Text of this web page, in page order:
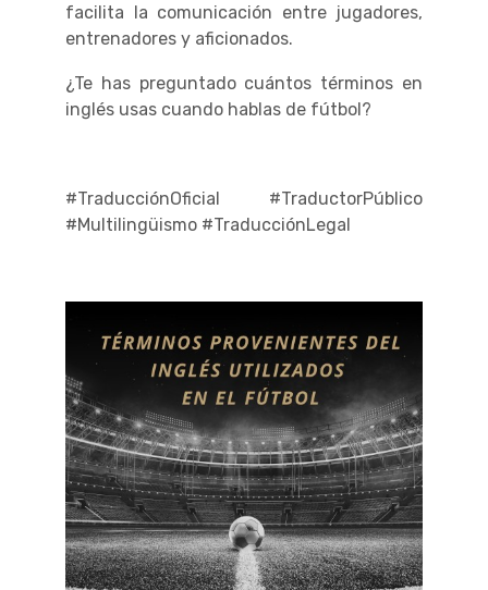
facilita la comunicación entre jugadores,
entrenadores y aficionados.
¿Te has preguntado cuántos términos en
inglés usas cuando hablas de fútbol?
#TraducciónOficial #TraductorPúblico
#Multilingüismo #TraducciónLegal